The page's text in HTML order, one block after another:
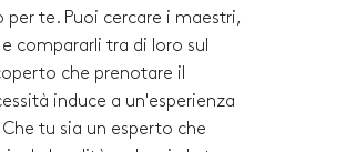
te. Puoi cercare i maestri,
compararli tra di loro sul
che prenotare il
induce a un'esperienza
tu sia un esperto che